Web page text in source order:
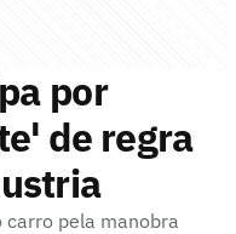
por
de regra
pela manobra